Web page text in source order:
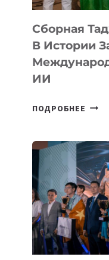
Сборная
В Истории
ИИ
ПОДРОБНЕЕ
В
НА
ПО